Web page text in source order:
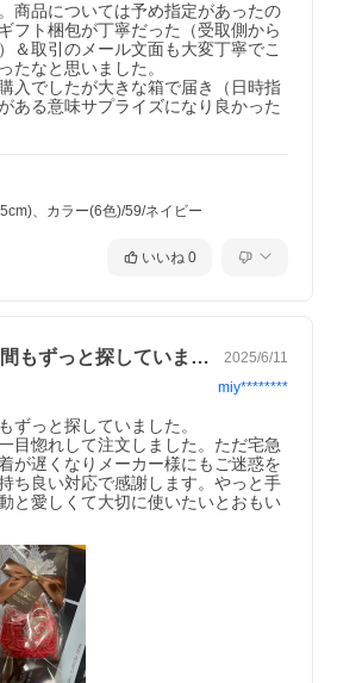
商品については予め指定があったの
フト梱包が丁寧だった（受取側から
＆取引のメール文面も大変丁寧でこ
たなと思いました。
入でしたが大きな箱で届き（日時指
ある意味サプライズになり良かった
、カラー(6色)/59/ネイビー
いいね 0
カギカバーを何年間もずっと探していまし… 2025/6/11
miy********
ずっと探していました。
目惚れして注文しました。ただ宅急
が遅くなりメーカー様にもご迷惑を
ち良い対応で感謝します。やっと手
と愛しくて大切に使いたいとおもい